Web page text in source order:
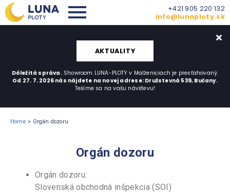
+421 905 220 132
info@lunaploty.sk
AKTUALITY
Dôležitá správa.Showroom LUNA-PLOTY v Malženiciach je presťahovaný.
Od 27. 7. 2026 nás nájdete na novej adrese: Družstevná 539, Bučany.
Tešíme sa na vašu návštevu!
Home > Orgán dozoru
Orgán dozoru
Orgán dozoru:
Slovenská obchodná inšpekcia (SOI)